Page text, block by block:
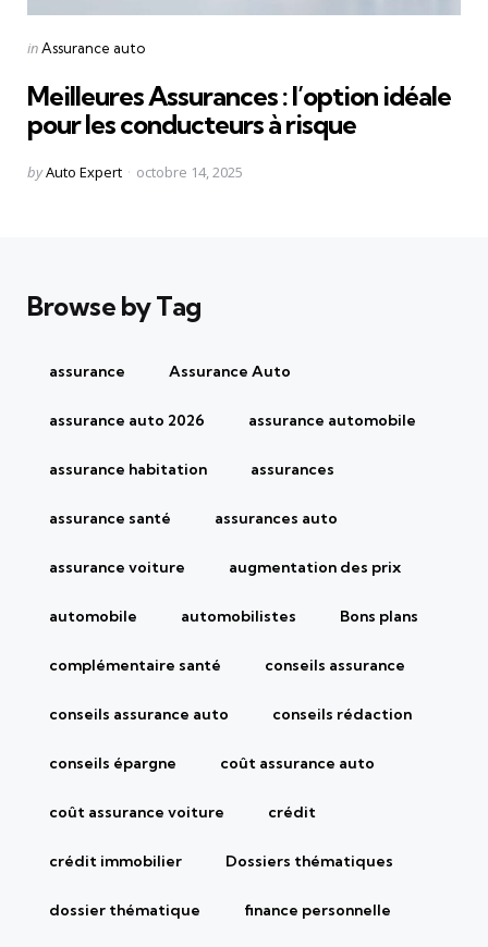
Categories
Posted
inAssurance auto
Meilleures Assurances : l’option idéale
pour les conducteurs à risque
Posted
byAuto Expert octobre 14, 2025
Browse by Tag
assurance Assurance Auto
assurance auto 2026 assurance automobile
assurance habitation assurances
assurance santé assurances auto
assurance voiture augmentation des prix
automobile automobilistes Bons plans
complémentaire santé conseils assurance
conseils assurance auto conseils rédaction
conseils épargne coût assurance auto
coût assurance voiture crédit
crédit immobilier Dossiers thématiques
dossier thématique finance personnelle